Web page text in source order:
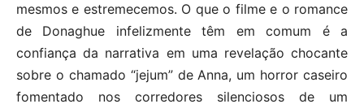
mesmos e estremecemos. O que o filme e o romance
de Donaghue infelizmente têm em comum é a
confiança da narrativa em uma revelação chocante
sobre o chamado “jejum” de Anna, um horror caseiro
fomentado nos corredores silenciosos de um